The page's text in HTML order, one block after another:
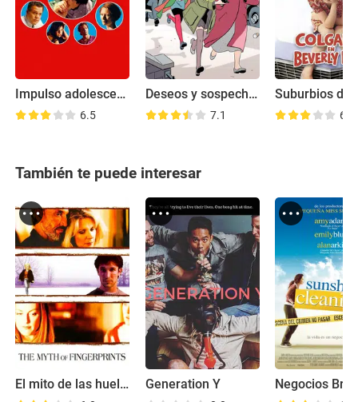
Impulso adolescente
6.5
Deseos y sospechas
7.1 6.7
También te puede interesar
El mito de las huellas digitales Generation Y Negocios